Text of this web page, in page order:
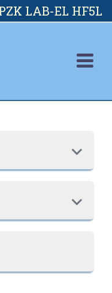
LAB-EL HF5L

